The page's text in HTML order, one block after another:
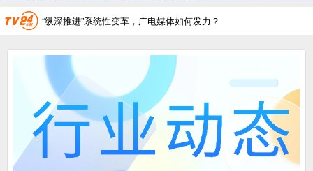
“纵深推进”系统性变革，广电媒体如何发力？
“一省一网”，中国广电为何走了二十年？
广电总局对互联网电视自动续费专项治理
中国广电：编制一体化电视技术标准白皮书